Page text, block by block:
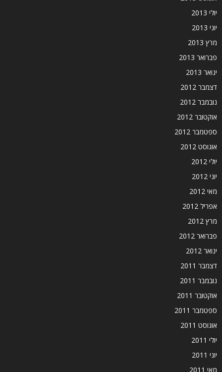
יולי 2013
יוני 2013
מרץ 2013
פברואר 2013
ינואר 2013
דצמבר 2012
נובמבר 2012
אוקטובר 2012
ספטמבר 2012
אוגוסט 2012
יולי 2012
יוני 2012
מאי 2012
אפריל 2012
מרץ 2012
פברואר 2012
ינואר 2012
דצמבר 2011
נובמבר 2011
אוקטובר 2011
ספטמבר 2011
אוגוסט 2011
יולי 2011
יוני 2011
מאי 2011